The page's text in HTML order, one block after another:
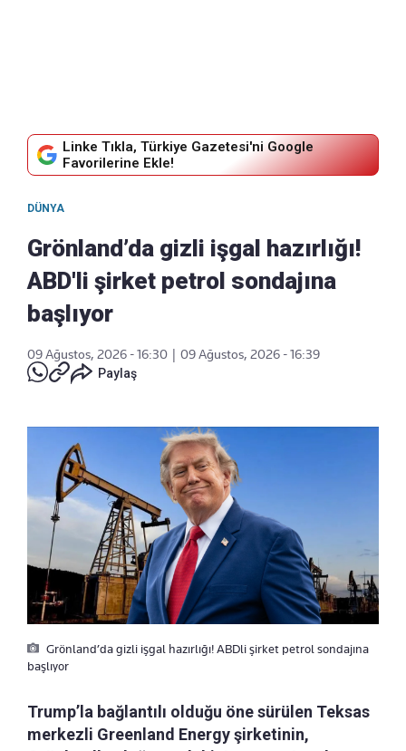
Linke Tıkla, Türkiye Gazetesi'ni Google
Favorilerine Ekle!
DÜNYA
Grönland’da gizli işgal hazırlığı!
ABD'li şirket petrol sondajına
başlıyor
09 Ağustos, 2026 - 16:30 | 09 Ağustos, 2026 - 16:39
Paylaş
Grönland’da gizli işgal hazırlığı! ABDli şirket petrol sondajına
başlıyor
Trump’la bağlantılı olduğu öne sürülen Teksas
merkezli Greenland Energy şirketinin,